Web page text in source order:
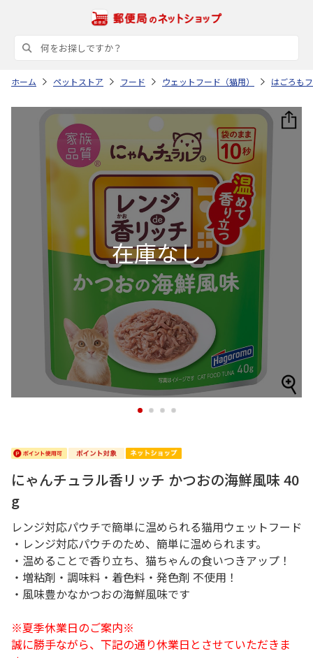
ホーム ペットストア フード ウェットフード（猫用） はごろも
1 2 3 4
にゃんチュラル香リッチ かつおの海鮮風味 40
g
レンジ対応パウチで簡単に温められる猫用ウェットフード
・レンジ対応パウチのため、簡単に温められます。
・温めることで香り立ち、猫ちゃんの食いつきアップ！
・増粘剤・調味料・着色料・発色剤 不使用！
・風味豊かなかつおの海鮮風味です
※夏季休業日のご案内※
誠に勝手ながら、下記の通り休業日とさせていただきま